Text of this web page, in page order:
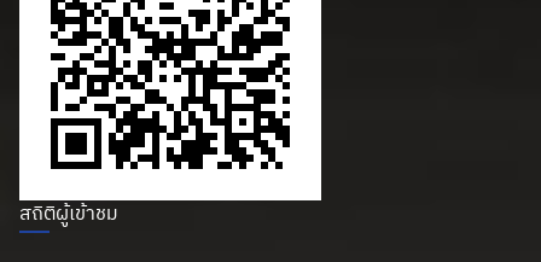
สถิติผู้เข้าชม